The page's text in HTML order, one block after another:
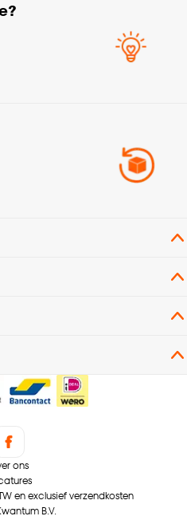
ons
en exclusief verzendkosten
B.V.